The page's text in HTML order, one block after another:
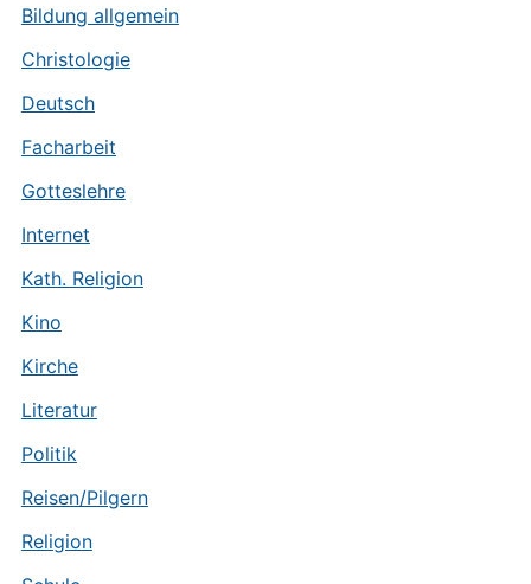
Bildung allgemein
Christologie
Deutsch
Facharbeit
Gotteslehre
Internet
Kath. Religion
Kino
Kirche
Literatur
Politik
Reisen/Pilgern
Religion